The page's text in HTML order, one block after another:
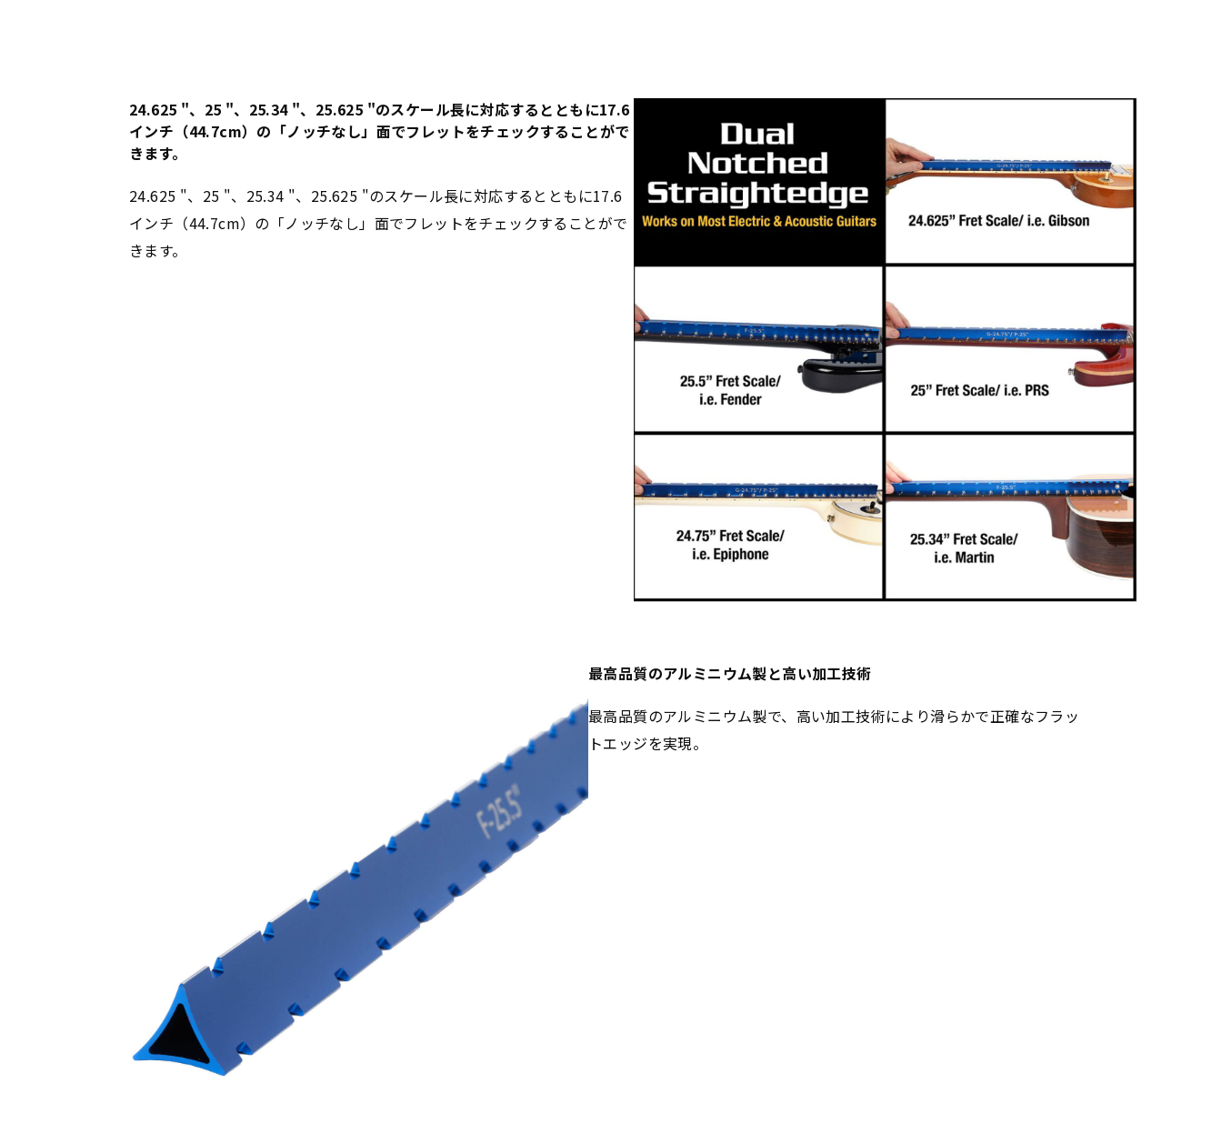
24.625 "、25 "、25.34 "、25.625 "のスケール長に対応するとともに17.6
インチ（44.7cm）の「ノッチなし」面でフレットをチェックすることがで
きます。
24.625 "、25 "、25.34 "、25.625 "のスケール長に対応するとともに17.6
インチ（44.7cm）の「ノッチなし」面でフレットをチェックすることがで
きます。
最高品質のアルミニウム製と高い加工技術
最高品質のアルミニウム製で、高い加工技術により滑らかで正確なフラッ
トエッジを実現。